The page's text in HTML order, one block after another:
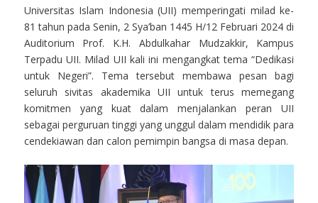
Universitas Islam Indonesia (UII) memperingati milad ke-
81 tahun pada Senin, 2 Sya’ban 1445 H/12 Februari 2024 di
Auditorium Prof. K.H. Abdulkahar Mudzakkir, Kampus
Terpadu UII. Milad UII kali ini mengangkat tema “Dedikasi
untuk Negeri”. Tema tersebut membawa pesan bagi
seluruh sivitas akademika UII untuk terus memegang
komitmen yang kuat dalam menjalankan peran UII
sebagai perguruan tinggi yang unggul dalam mendidik para
cendekiawan dan calon pemimpin bangsa di masa depan.